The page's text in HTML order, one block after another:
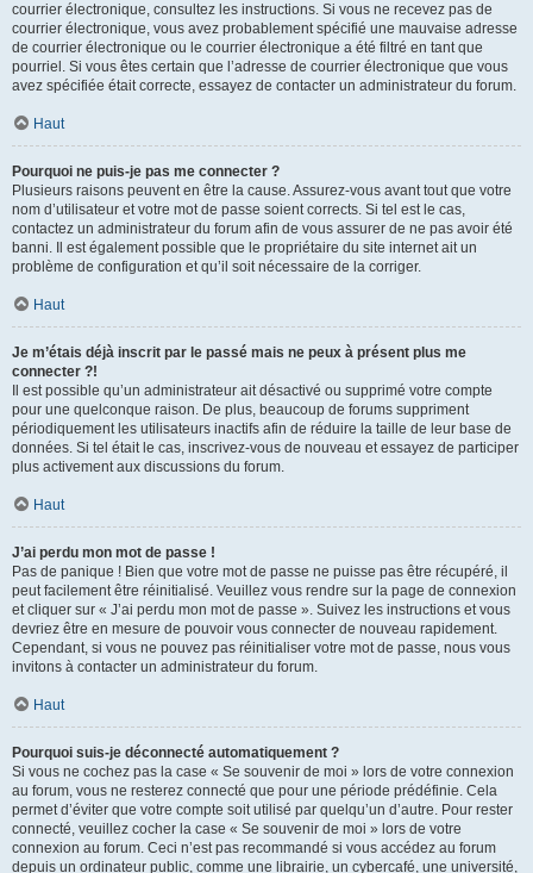
courrier électronique, consultez les instructions. Si vous ne recevez pas de
courrier électronique, vous avez probablement spécifié une mauvaise adresse
de courrier électronique ou le courrier électronique a été filtré en tant que
pourriel. Si vous êtes certain que l’adresse de courrier électronique que vous
avez spécifiée était correcte, essayez de contacter un administrateur du forum.
Haut
Pourquoi ne puis-je pas me connecter ?
Plusieurs raisons peuvent en être la cause. Assurez-vous avant tout que votre
nom d’utilisateur et votre mot de passe soient corrects. Si tel est le cas,
contactez un administrateur du forum afin de vous assurer de ne pas avoir été
banni. Il est également possible que le propriétaire du site internet ait un
problème de configuration et qu’il soit nécessaire de la corriger.
Haut
Je m’étais déjà inscrit par le passé mais ne peux à présent plus me
connecter ?!
Il est possible qu’un administrateur ait désactivé ou supprimé votre compte
pour une quelconque raison. De plus, beaucoup de forums suppriment
périodiquement les utilisateurs inactifs afin de réduire la taille de leur base de
données. Si tel était le cas, inscrivez-vous de nouveau et essayez de participer
plus activement aux discussions du forum.
Haut
J’ai perdu mon mot de passe !
Pas de panique ! Bien que votre mot de passe ne puisse pas être récupéré, il
peut facilement être réinitialisé. Veuillez vous rendre sur la page de connexion
et cliquer sur « J’ai perdu mon mot de passe ». Suivez les instructions et vous
devriez être en mesure de pouvoir vous connecter de nouveau rapidement.
Cependant, si vous ne pouvez pas réinitialiser votre mot de passe, nous vous
invitons à contacter un administrateur du forum.
Haut
Pourquoi suis-je déconnecté automatiquement ?
Si vous ne cochez pas la case « Se souvenir de moi » lors de votre connexion
au forum, vous ne resterez connecté que pour une période prédéfinie. Cela
permet d’éviter que votre compte soit utilisé par quelqu’un d’autre. Pour rester
connecté, veuillez cocher la case « Se souvenir de moi » lors de votre
connexion au forum. Ceci n’est pas recommandé si vous accédez au forum
depuis un ordinateur public, comme une librairie, un cybercafé, une université,